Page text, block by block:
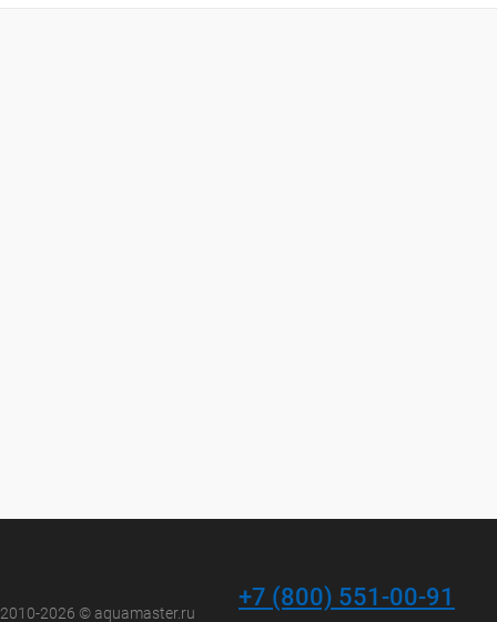
2026 © aquamaster.ru
+7 (800) 551-00-91